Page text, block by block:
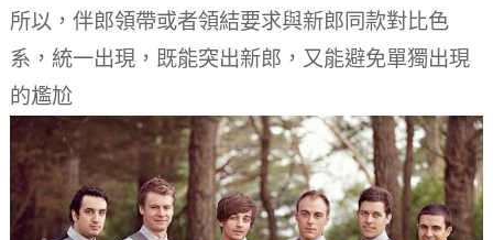
所以，伴郎領帶或者領結要求與新郎同款對比色
系，統一出現，既能突出新郎，又能避免單獨出現
的尷尬